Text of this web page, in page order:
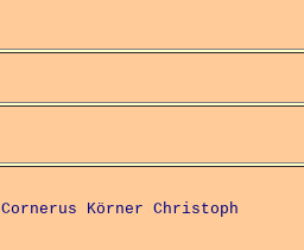
Cornerus Körner Christoph